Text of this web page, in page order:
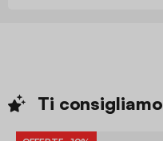
Ti consigliamo